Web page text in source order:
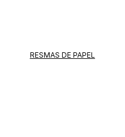
RESMAS DE PAPEL